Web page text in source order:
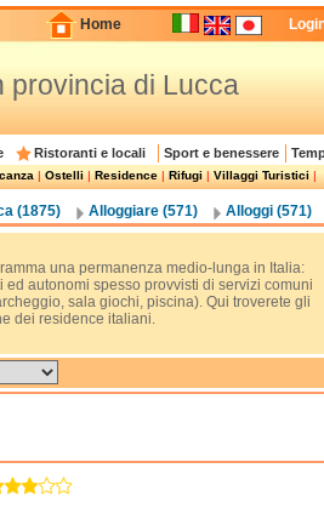
Home
provincia di Lucca
Ristoranti e locali Sport e benessere
|Ostelli|Residence|Rifugi|Villaggi Turistici|
(1875) Alloggiare (571) Alloggi (571)
una permanenza medio-lunga in Italia:
autonomi spesso provvisti di servizi comuni
sala giochi, piscina). Qui troverete gli
dei residence italiani.